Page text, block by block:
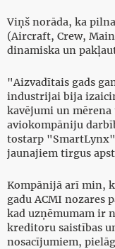
Viņš norāda, ka
(Aircraft, Crew,
dinamiska un
"Aizvadītais gads
industrijai bija
kavējumi un
aviokompāniju
tostarp
jaunajiem tirgus
Kompānijā arī min,
gadu ACMI nozares
kad uzņēmumam ir
kreditoru saistības
nosacījumiem,